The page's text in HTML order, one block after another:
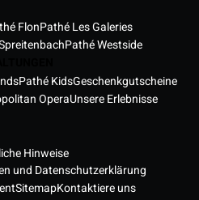
FlonPathé Les Galeries
Pathé Westside
Pathé KidsGeschenkgutscheine
OperaUnsere Erlebnisse
Hinweise
und Datenschutzerklärung
SitemapKontaktiere uns